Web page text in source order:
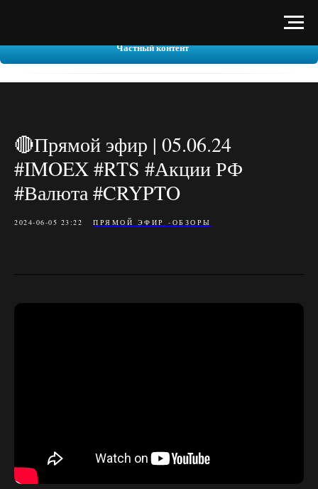
Частный контент
🔴Прямой эфир | 05.06.24
#IMOEX #RTS #Акции РФ
#Валюта #CRYPTO
2024-06-05 23:22 ПРЯМОЙ ЭФИР -ОБЗОРЫ